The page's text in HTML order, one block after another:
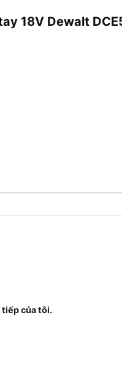
18V Dewalt
tiếp của tôi.